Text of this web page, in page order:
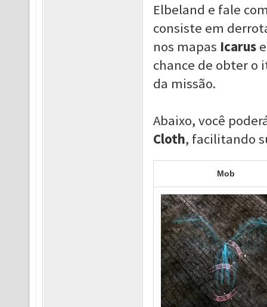
Elbeland e fale
consiste em
nos mapas Icarus
chance de obter o
da missão.
Abaixo, você
Cloth, facilitando
Mob